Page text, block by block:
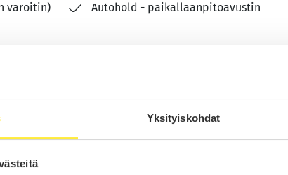
Yksityiskohdat
varoitin)
Autohold - paikallaanpitoavustin